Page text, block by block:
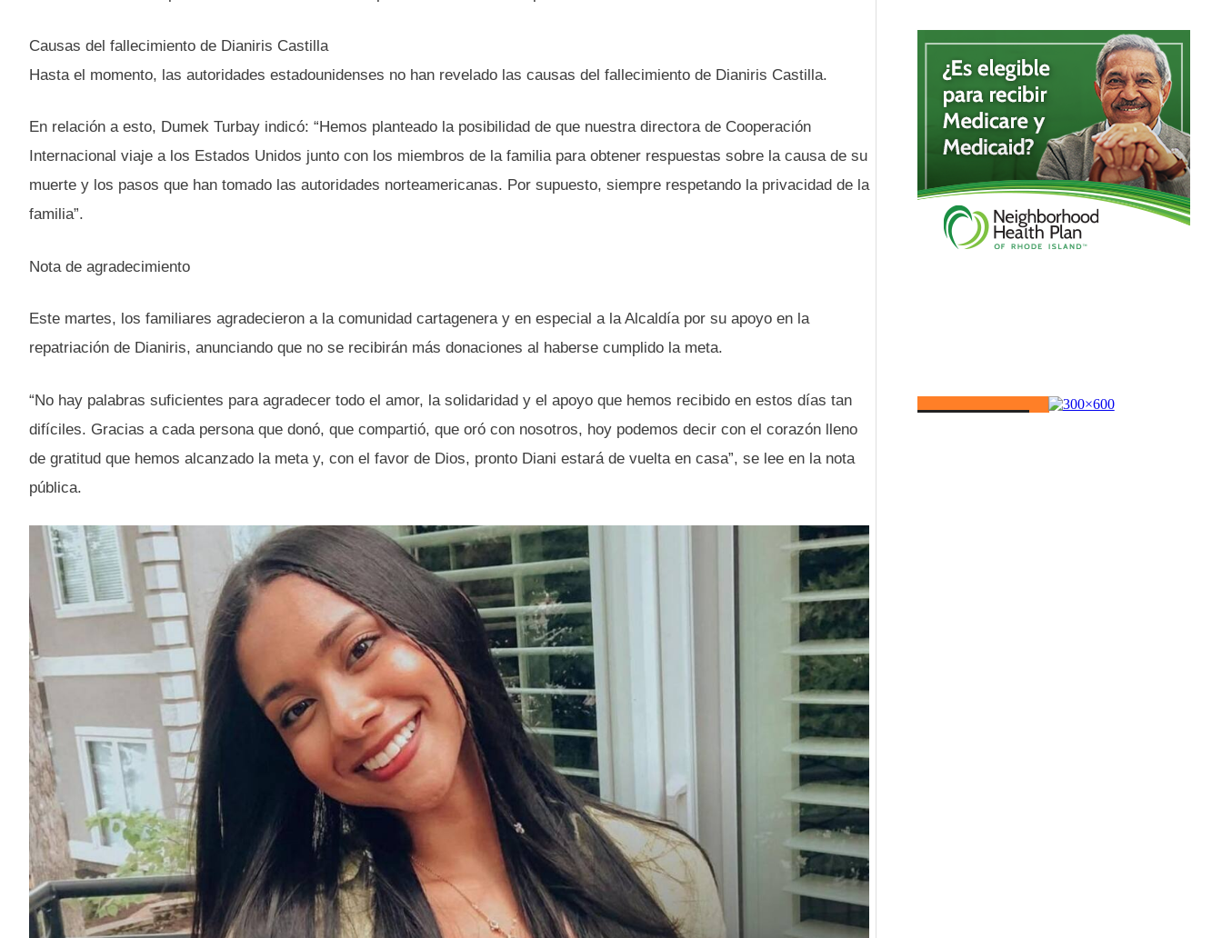
Causas del fallecimiento de Dianiris Castilla
Hasta el momento, las autoridades estadounidenses no han revelado las causas del fallecimiento de Dianiris Castilla.
En relación a esto, Dumek Turbay indicó: “Hemos planteado la posibilidad de que nuestra directora de Cooperación
Internacional viaje a los Estados Unidos junto con los miembros de la familia para obtener respuestas sobre la causa de su
muerte y los pasos que han tomado las autoridades norteamericanas. Por supuesto, siempre respetando la privacidad de la
familia”.
Nota de agradecimiento
Este martes, los familiares agradecieron a la comunidad cartagenera y en especial a la Alcaldía por su apoyo en la
repatriación de Dianiris, anunciando que no se recibirán más donaciones al haberse cumplido la meta.
“No hay palabras suficientes para agradecer todo el amor, la solidaridad y el apoyo que hemos recibido en estos días tan
difíciles. Gracias a cada persona que donó, que compartió, que oró con nosotros, hoy podemos decir con el corazón lleno
de gratitud que hemos alcanzado la meta y, con el favor de Dios, pronto Diani estará de vuelta en casa”, se lee en la nota
pública.